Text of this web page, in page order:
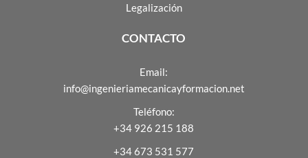
Legalización
CONTACTO
Email:
info@ingenieriamecanicayformacion.net
Teléfono:
+34 926 215 188
+34 673 531 577